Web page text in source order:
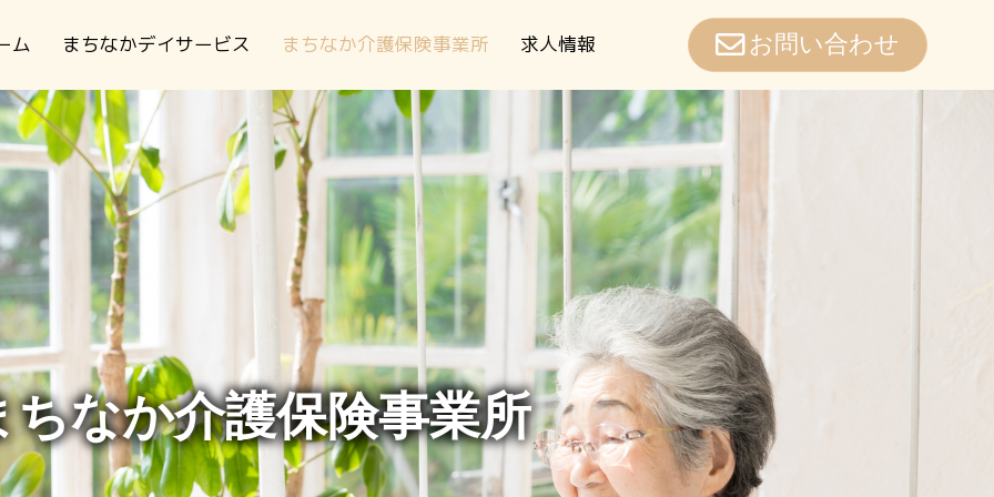
ちなか介護保険事業所
ム まちなかデイサービス まちなか介護保険事業所 求人情報 お問い合わせ